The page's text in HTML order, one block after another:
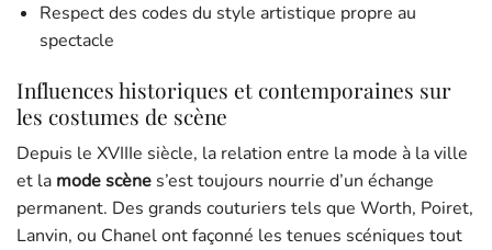
Respect des codes du style artistique propre au
spectacle
Influences historiques et contemporaines sur
les costumes de scène
Depuis le XVIIIe siècle, la relation entre la mode à la ville
et la mode scène s’est toujours nourrie d’un échange
permanent. Des grands couturiers tels que Worth, Poiret,
Lanvin, ou Chanel ont façonné les tenues scéniques tout